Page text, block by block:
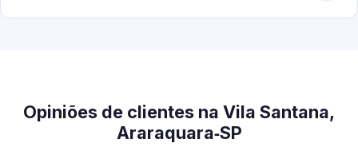
Opiniões de clientes na Vila Santana,
Araraquara‑SP